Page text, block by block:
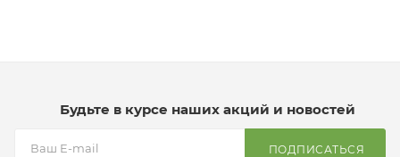
Будьте в курсе наших акций и новостей
ПОДПИСАТЬСЯ